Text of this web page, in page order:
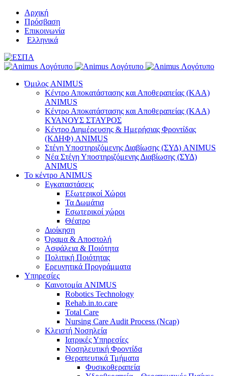
Μετάβαση
περιεχόμενο
Αρχική
Πρόσβαση
Επικοινωνία
Ελληνικά
Όμιλος ANIMUS
Κέντρο Αποκατάστασης και Αποθεραπείας (ΚΑΑ)
ANIMUS
Κέντρο Αποκατάστασης και Αποθεραπείας (ΚΑΑ)
ΚΥΑΝΟΥΣ ΣΤΑΥΡΟΣ
Κέντρο Διημέρευσης & Ημερήσιας Φροντίδας
(ΚΔΗΦ) ANIMUS
Στέγη Υποστηριζόμενης Διαβίωσης (ΣΥΔ) ANIMUS
Νέα Στέγη Υποστηριζόμενης Διαβίωσης (ΣΥΔ)
ANIMUS
Το κέντρο ANIMUS
Εγκαταστάσεις
Εξωτερικοί Χώροι
Τα Δωμάτια
Εσωτερικοί χώροι
Θέατρο
Διοίκηση
Όραμα & Αποστολή
Ασφάλεια & Ποιότητα
Πολιτική Ποιότητας
Ερευνητικά Προγράμματα
Υπηρεσίες
Καινοτομία ANIMUS
Robotics Technology
Rehab.in.to.care
Total Care
Nursing Care Audit Process (Ncap)
Κλειστή Νοσηλεία
Ιατρικές Υπηρεσίες
Νοσηλευτική Φροντίδα
Θεραπευτικά Τμήματα
Φυσικοθεραπεία